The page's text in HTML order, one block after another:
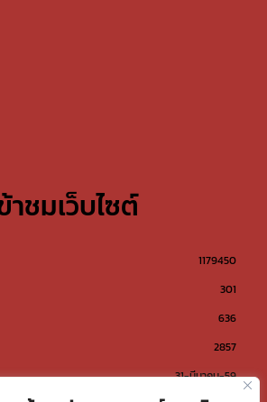
ชมเว็บไซต์
1179450
301
636
2857
31-มีนาคม-59